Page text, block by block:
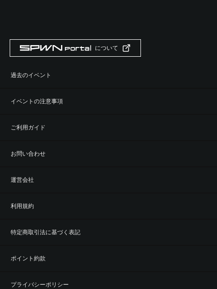
について
過去のイベント
イベントの注意事項
ご利用ガイド
お問い合わせ
運営会社
利用規約
特定商取引法に基づく表記
ポイント約款
プライバシーポリシー